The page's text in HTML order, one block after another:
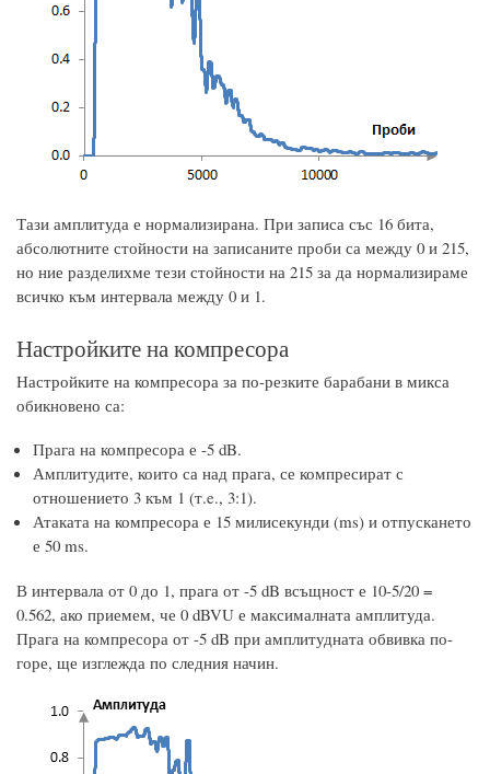
Тази амплитуда е нормализирана. При записа със 16 бита,
абсолютните стойности на записаните проби са между 0 и 215,
но ние разделихме тези стойности на 215 за да нормализираме
всичко към интервала между 0 и 1.
Настройките на компресора
Настройките на компресора за по-резките барабани в микса
обикновено са:
Прага на компресора е -5 dB.
Амплитудите, които са над прага, се компресират с
отношението 3 към 1 (т.e., 3:1).
Атаката на компресора е 15 милисекунди (ms) и отпускането
е 50 ms.
В интервала от 0 до 1, прага от -5 dB всъщност е 10-5/20 =
0.562, ако приемем, че 0 dBVU е максималната амплитуда.
Прага на компресора от -5 dB при амплитудната обвивка по-
горе, ще изглежда по следния начин.